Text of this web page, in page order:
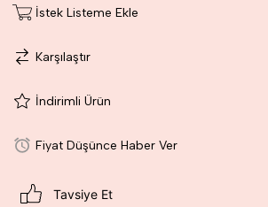
İstek Listeme Ekle
Karşılaştır
İndirimli Ürün
Fiyat Düşünce Haber Ver
Tavsiye Et